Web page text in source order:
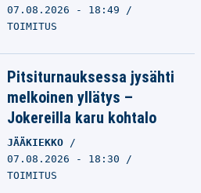
07.08.2026 - 18:49
TOIMITUS
Pitsiturnauksessa jysähti
melkoinen yllätys –
Jokereilla karu kohtalo
JÄÄKIEKKO
07.08.2026 - 18:30
TOIMITUS